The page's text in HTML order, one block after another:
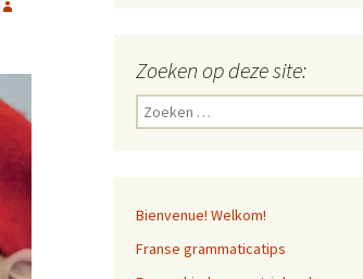
Zoeken op deze site:
Zoeken
naar:
Bienvenue! Welkom!
Franse grammaticatips